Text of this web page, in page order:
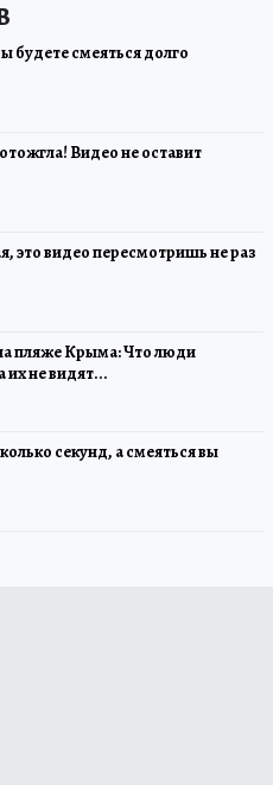
будете смеяться долго
Видео не оставит
это видео пересмотришь не раз
пляже Крыма: Что люди
не видят...
секунд, а смеяться вы